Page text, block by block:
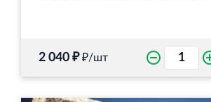
2 040 ₽₽/шт